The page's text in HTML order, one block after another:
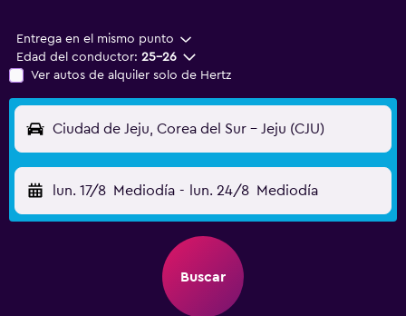
Entrega en el mismo punto
Edad del conductor: 25-26
Ver autos de alquiler solo de Hertz
Ciudad de Jeju, Corea del Sur - Jeju (CJU)
lun. 17/8 Mediodía - lun. 24/8 Mediodía
Buscar